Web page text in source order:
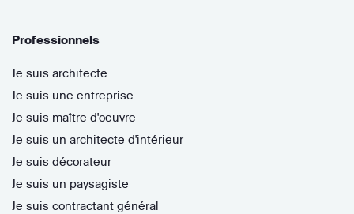
Professionnels
Je suis architecte
Je suis une entreprise
Je suis maître d'oeuvre
Je suis un architecte d'intérieur
Je suis décorateur
Je suis un paysagiste
Je suis contractant général